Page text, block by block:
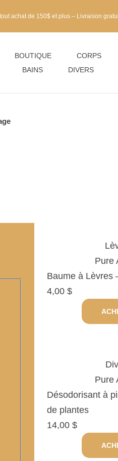
achat de 150$ et plus – Livraison
BOUTIQUE CORPS
BAINS
DIVERS
Pure
Baume à Lèvres
4,00 $
Pure
Désodorisant à
de plantes
14,00 $